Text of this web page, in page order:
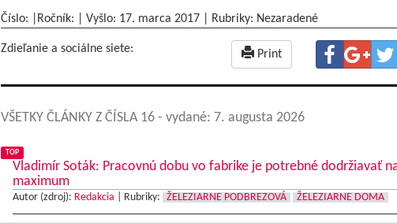
Číslo: |Ročník: | Vyšlo: 17. marca 2017| Rubriky: Nezaradené
Zdieľanie a sociálne siete: Print
VŠETKY ČLÁNKY Z ČÍSLA 16 - vydané: 7. augusta 2026
TOP
Vladimír Soták: Pracovnú dobu vo fabrike je potrebné dodržiavať
maximum
Autor (zdroj): Redakcia Rubriky: ŽELEZIARNE PODBREZOVÁ ŽELEZIARNE DOMA